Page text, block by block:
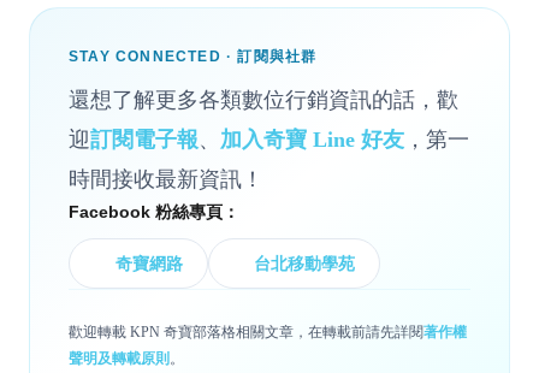
STAY CONNECTED · 訂閱與社群
還想了解更多各類數位行銷資訊的話，歡
迎訂閱電子報、 加入奇寶 Line 好友 ，第一
時間接收最新資訊！
Facebook 粉絲專頁：
奇寶網路 台北移動學苑
歡迎轉載 KPN 奇寶部落格相關文章，在轉載前請先詳閱著作權
聲明及轉載原則 。